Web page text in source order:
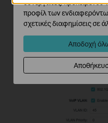
συνεργάτες, προκειμένου
προφίλ των
σχετικές διαφημίσεις σε
Αποδοχή